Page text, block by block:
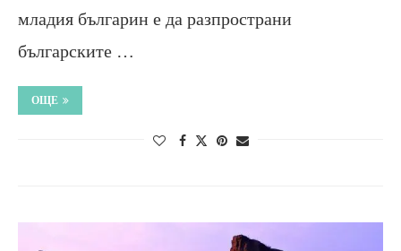
младия българин е да разпространи
българските …
ОЩЕ